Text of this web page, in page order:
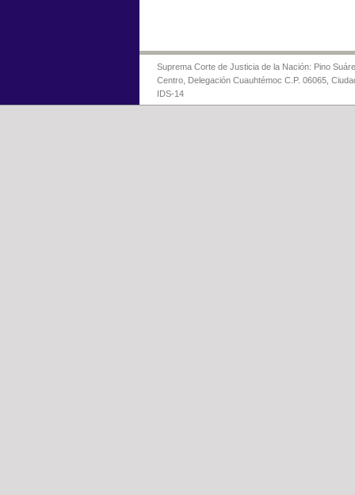
Suprema Corte de Justicia de la Nación: Pino
Centro, Delegación Cuauhtémoc C.P. 06065,
IDS-14